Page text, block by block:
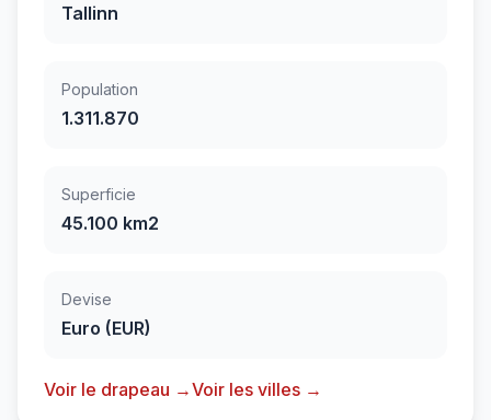
Tallinn
Population
1.311.870
Superficie
45.100 km2
Devise
Euro (EUR)
Voir le drapeau →Voir les villes →